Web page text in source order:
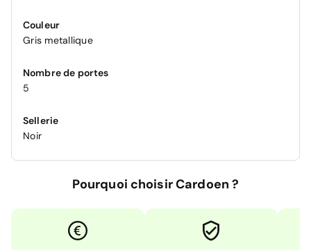
Couleur
Gris metallique
Nombre de portes
5
Sellerie
Noir
Pourquoi choisir Cardoen ?